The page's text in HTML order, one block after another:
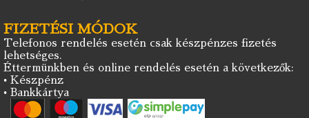
FIZETÉSI MÓDOK
Telefonos rendelés esetén csak készpénzes fizetés
lehetséges.
Éttermünkben és online rendelés esetén a következők:
• Készpénz
• Bankkártya